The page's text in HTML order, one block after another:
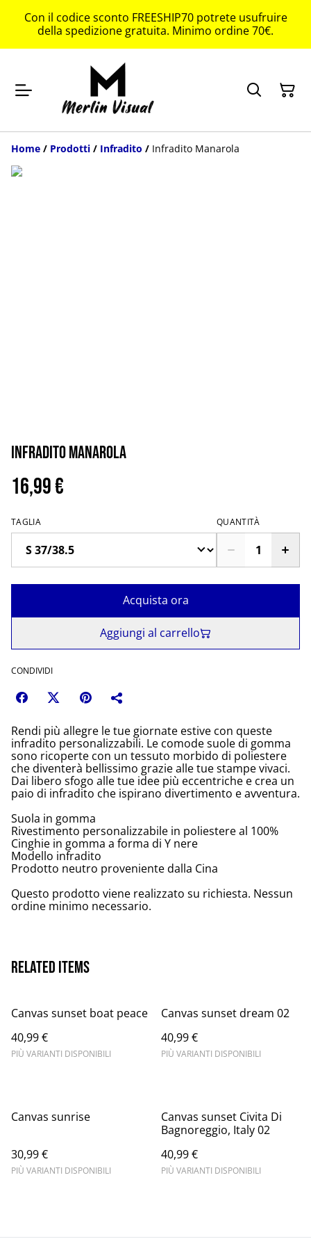
Con il codice sconto FREESHIP70 potrete usufruire
della spedizione gratuita. Minimo ordine 70€.
Home / Prodotti / Infradito / Infradito Manarola
Infradito Manarola
16,99 €
TAGLIA QUANTITÀ
Acquista ora
Aggiungi al carrello
CONDIVIDI
Rendi più allegre le tue giornate estive con queste
infradito personalizzabili. Le comode suole di gomma
sono ricoperte con un tessuto morbido di poliestere
che diventerà bellissimo grazie alle tue stampe vivaci.
Dai libero sfogo alle tue idee più eccentriche e crea un
paio di infradito che ispirano divertimento e avventura.
Suola in gomma
Rivestimento personalizzabile in poliestere al 100%
Cinghie in gomma a forma di Y nere
Modello infradito
Prodotto neutro proveniente dalla Cina
Questo prodotto viene realizzato su richiesta. Nessun
ordine minimo necessario.
Related items
Canvas sunset boat peace
40,99 €
PIÙ VARIANTI DISPONIBILI
Canvas sunset dream 02
40,99 €
PIÙ VARIANTI DISPONIBILI
Canvas sunrise
30,99 €
PIÙ VARIANTI DISPONIBILI
Canvas sunset Civita Di
Bagnoreggio, Italy 02
40,99 €
PIÙ VARIANTI DISPONIBILI